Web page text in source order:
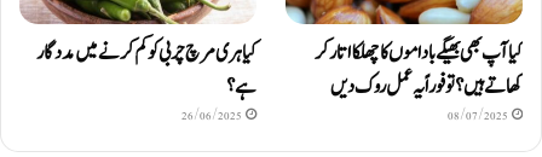
کیا آپ بھی بھیگے باداموں کا چھلکا اتار کر
کھاتے ہیں؟ تو فوراً یہ عمل روک دیں
08/07/2025
کیا ہری مرچ چربی کو کم کرنے میں مددگار
ہے؟
26/06/2025